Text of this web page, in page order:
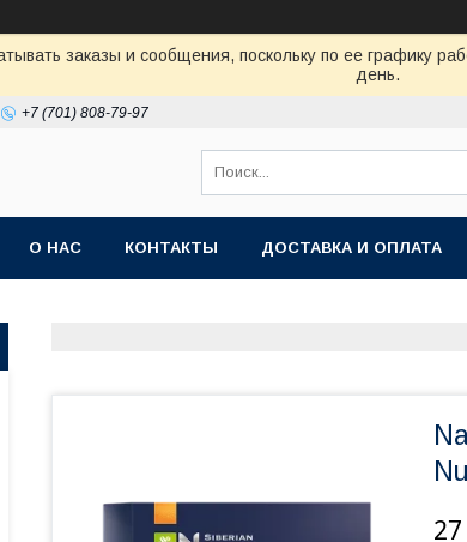
заказы и сообщения, поскольку по ее графику
день.
+7 (701) 808-79-97
О НАС КОНТАКТЫ ДОСТАВКА И ОПЛАТА